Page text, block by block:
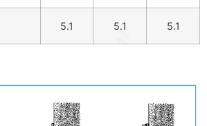
5.1 5.1 5.1